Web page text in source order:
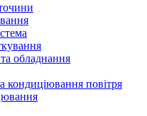
обладнання
кондиціювання повітря